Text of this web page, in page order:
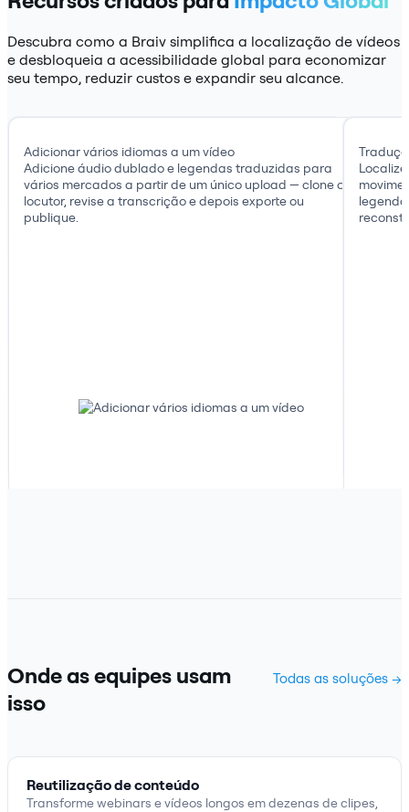
Descubra como a Braiv simplifica a localização de vídeos
e desbloqueia a acessibilidade global para economizar
seu tempo, reduzir custos e expandir seu alcance.
Adicionar vários idiomas a um vídeo
Adicione áudio dublado e legendas traduzidas para
vários mercados a partir de um único upload — clone o
locutor, revise a transcrição e depois exporte ou
publique.
Onde as equipes usam
isso
Todas as soluções →
Reutilização de conteúdo
Transforme webinars e vídeos longos em dezenas de clipes,